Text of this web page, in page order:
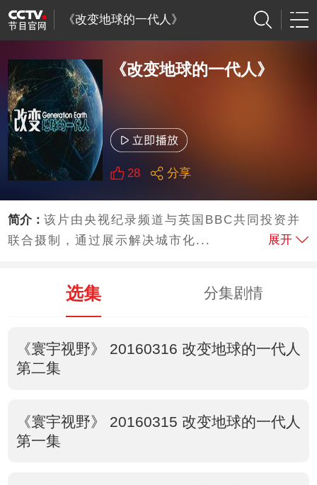
《改变地球的一代人》
《改变地球的一代人》
28 分享
简介：该片由央视纪录频道与英国BBC共同投资并
联合摄制，通过展示解决城市化...
展开
选集 分集剧情
《寰宇视野》 20160316 改变地球的一代人
第二集
《寰宇视野》 20160315 改变地球的一代人
第一集